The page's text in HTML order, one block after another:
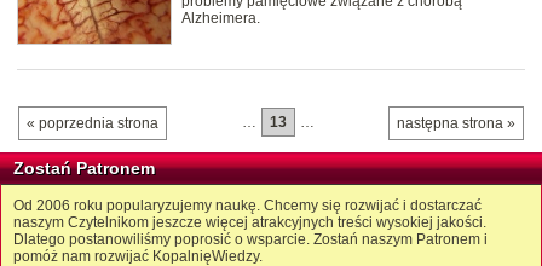
Alzheimera.
« poprzednia strona następna strona »
… 13 …
Zostań Patronem
Od 2006 roku popularyzujemy naukę. Chcemy się rozwijać i dostarczać
naszym Czytelnikom jeszcze więcej atrakcyjnych treści wysokiej jakości.
Dlatego postanowiliśmy poprosić o wsparcie. Zostań naszym Patronem i
pomóż nam rozwijać KopalnięWiedzy.